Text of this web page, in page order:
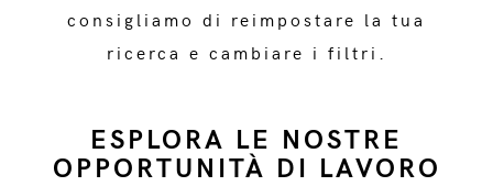
consigliamo di reimpostare la tua
ricerca e cambiare i filtri.
ESPLORA LE NOSTRE
OPPORTUNITÀ DI LAVORO